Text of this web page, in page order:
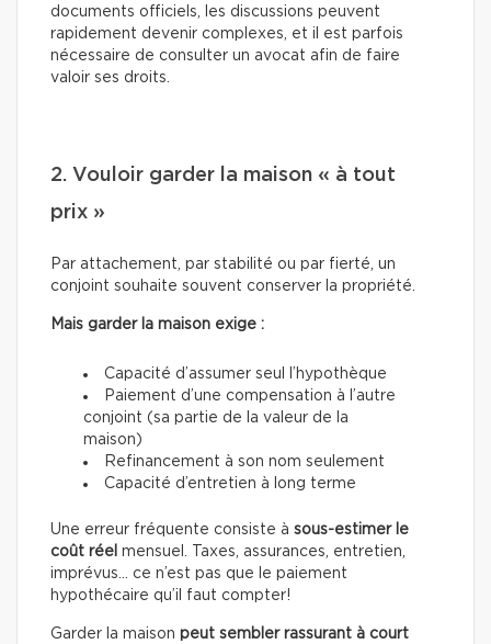
documents officiels, les discussions peuvent
rapidement devenir complexes, et il est parfois
nécessaire de consulter un avocat afin de faire
valoir ses droits.
2. Vouloir garder la maison « à tout
prix »
Par attachement, par stabilité ou par fierté, un
conjoint souhaite souvent conserver la propriété.
Mais garder la maison exige :
Capacité d’assumer seul l’hypothèque
Paiement d’une compensation à l’autre
conjoint (sa partie de la valeur de la
maison)
Refinancement à son nom seulement
Capacité d’entretien à long terme
Une erreur fréquente consiste à sous-estimer le
coût réel mensuel. Taxes, assurances, entretien,
imprévus… ce n’est pas que le paiement
hypothécaire qu’il faut compter!
Garder la maison peut sembler rassurant à court